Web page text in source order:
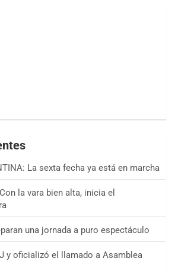
La sexta fecha ya está en marcha
la vara bien alta, inicia el
una jornada a puro espectáculo
y oficializó el llamado a Asamblea